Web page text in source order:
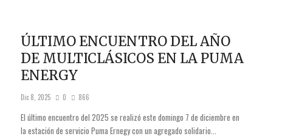
ÚLTIMO ENCUENTRO DEL AÑO
DE MULTICLÁSICOS EN LA PUMA
ENERGY
Dic 8, 2025 0 866
El último encuentro del 2025 se realizó este domingo 7 de diciembre en
la estación de servicio Puma Ernegy con un agregado solidario...